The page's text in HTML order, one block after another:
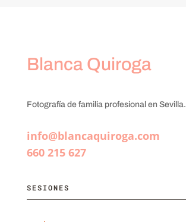
Blanca Quiroga
Fotografía de familia profesional en Sevilla.
info@blancaquiroga.com
660 215 627
SESIONES